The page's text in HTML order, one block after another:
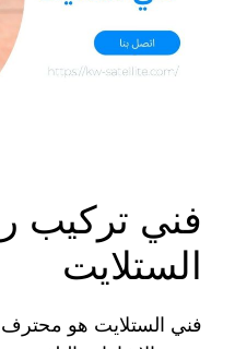
فني تركيب
الستلايت
فني الستلايت هو محترف